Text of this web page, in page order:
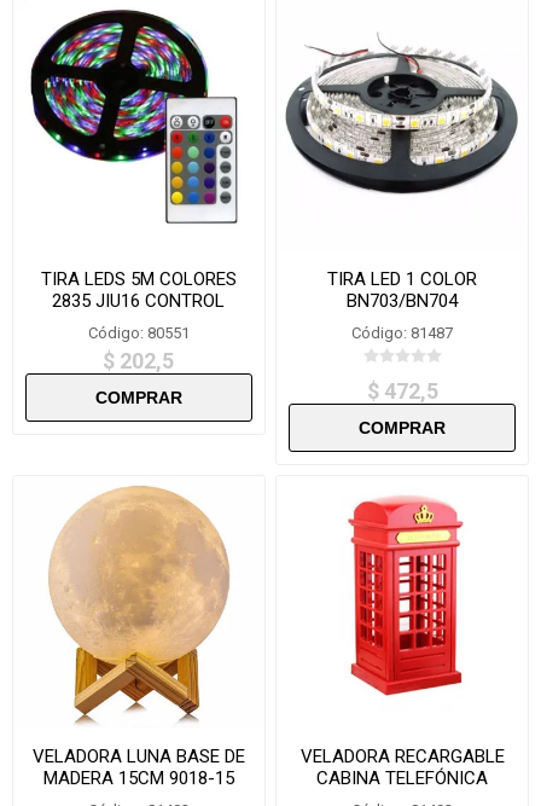
TIRA LEDS 5M COLORES
2835 JIU16 CONTROL
REMOTO RGB
Código: 80551
$ 202,5
TIRA LED 1 COLOR
BN703/BN704
Código: 81487
$ 472,5
VELADORA LUNA BASE DE
MADERA 15CM 9018-15
VELADORA RECARGABLE
CABINA TELEFÓNICA
INGLESA-NY8010